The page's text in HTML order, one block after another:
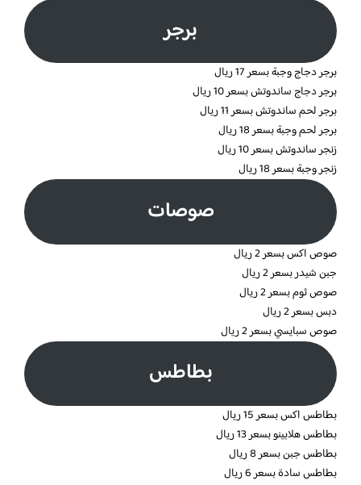
برجر
برجر دجاج وجبة بسعر 17 ريال
برجر دجاج ساندوتش بسعر 10 ريال
برجر لحم ساندوتش بسعر 11 ريال
برجر لحم وجبة بسعر 18 ريال
زنجر ساندوتش بسعر 10 ريال
زنجر وجبة بسعر 18 ريال
صوصات
صوص اكس بسعر 2 ريال
جبن شيدر بسعر 2 ريال
صوص ثوم بسعر 2 ريال
دبس بسعر 2 ريال
صوص سبايسي بسعر 2 ريال
بطاطس
بطاطس اكس بسعر 15 ريال
بطاطس هلابينو بسعر 13 ريال
بطاطس جبن بسعر 8 ريال
بطاطس سادة بسعر 6 ريال